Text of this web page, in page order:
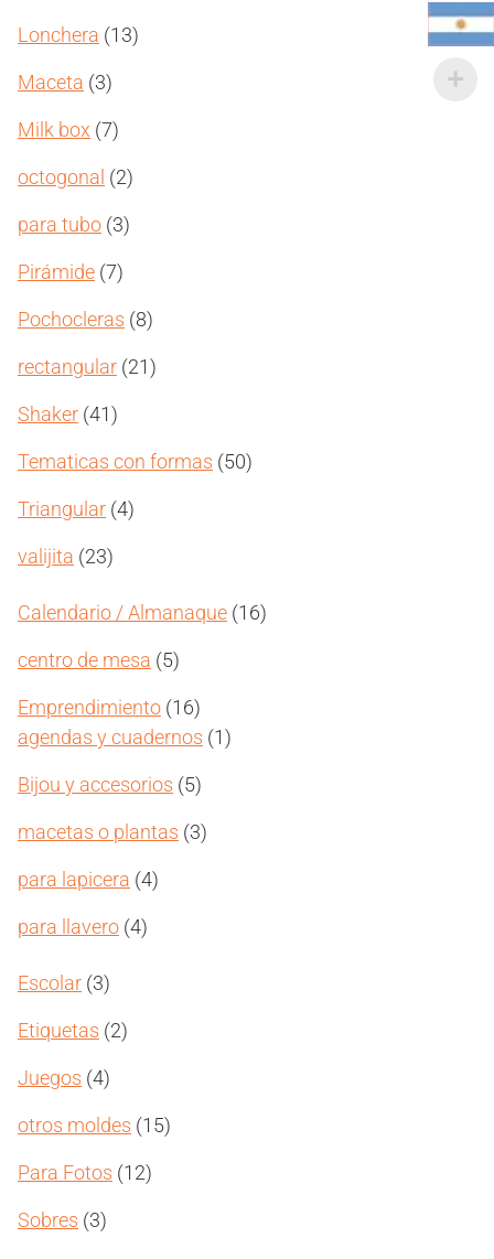
Lonchera 1313
Maceta 33
Milk box 77
octogonal 22
para tubo 33
Pirámide 77
Pochocleras 88
rectangular 2121
Shaker 4141
Tematicas con formas 5050
Triangular 44
valijita 2323
Calendario / Almanaque 1616
centro de mesa 55
Emprendimiento 1616
productos
agendas y cuadernos 11
Bijou y accesorios 55
macetas o plantas 33
para lapicera 44
para llavero 44
Escolar 33
Etiquetas 22
Juegos 44
otros moldes 1515
Para Fotos 1212
Sobres 33